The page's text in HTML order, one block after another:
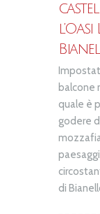
balcone
quale è
godere
di